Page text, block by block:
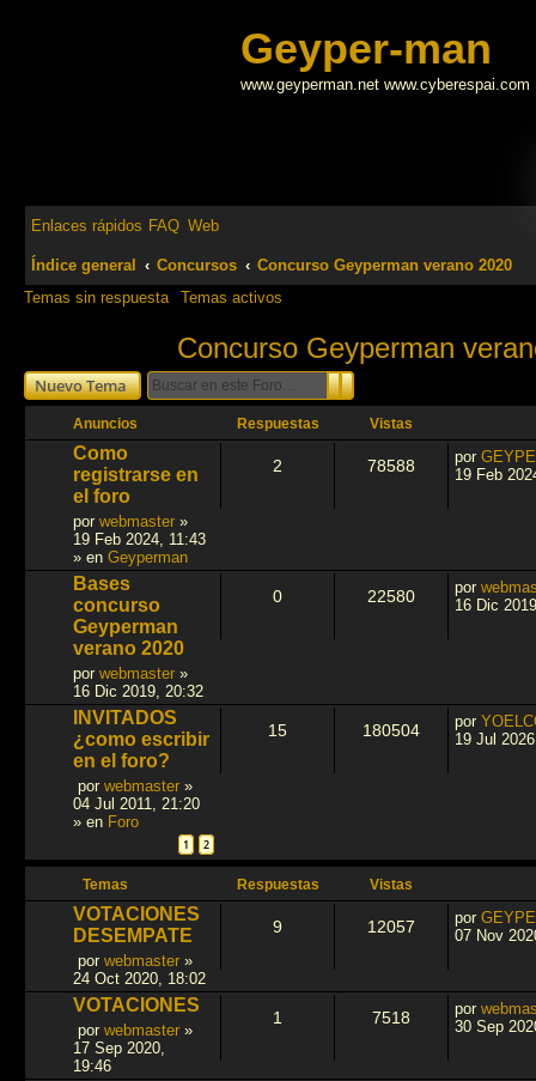
Geyper-man
www.geyperman.net www.cyberespai.com
Enlaces rápidos FAQ Web
Índice general Concursos
Concurso Geyperman verano 2020
Temas sin respuesta
Temas activos
Concurso Geyperman
Nuevo Tema Buscar
Búsqueda avanzada
Anuncios Respuestas Vistas
Como
registrarse en
el foro
por webmaster »
19 Feb 2024, 11:43
» en Geyperman
2 78588 por
19 Feb
Bases
concurso
Geyperman
verano 2020
por webmaster »
16 Dic 2019, 20:32
0 22580 por
16 Dic
INVITADOS
¿como escribir
en el foro?
por webmaster »
04 Jul 2011, 21:20
» en Foro
1 2
15 180504 por
19 Jul
Temas Respuestas Vistas
VOTACIONES
DESEMPATE
por webmaster »
24 Oct 2020, 18:02
9 12057 por
07 Nov
VOTACIONES
por webmaster »
17 Sep 2020,
19:46
1 7518 por
30 Sep